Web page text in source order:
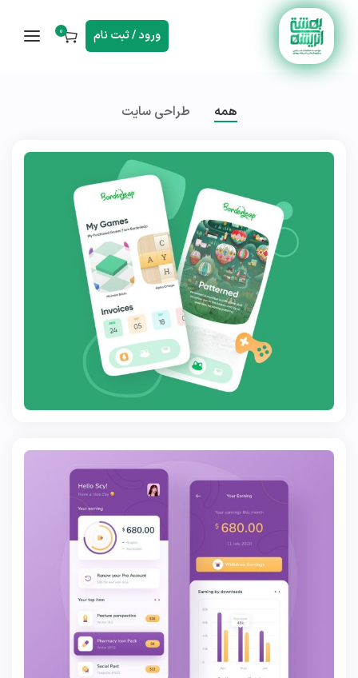
ورود / ثبت نام 0
همه طراحی سایت